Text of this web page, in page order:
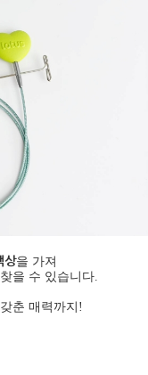
상을 가져
을 수 있습니다.
춘 매력까지!